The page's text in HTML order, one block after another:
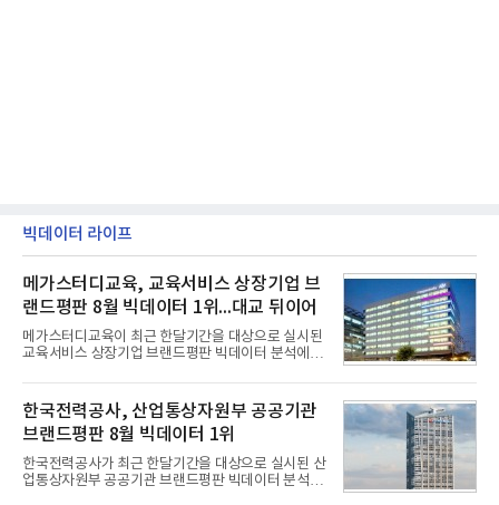
빅데이터 라이프
메가스터디교육, 교육서비스 상장기업 브
랜드평판 8월 빅데이터 1위...대교 뒤이어
메가스터디교육이 최근 한달기간을 대상으로 실시된
교육서비스 상장기업 브랜드평판 빅데이터 분석에서
일 한국기업평판연구소(소장 구창환)는 국내 교육서
비스 상장기업 브랜드를 대상으로 지난 7월 7일부터
8월 7일까지 수집된 소비자 빅데이터 10,074,233건
을 분석한 결과, 메가스터디교육이 브랜드평판지수
1,710,926을 기록하며 8월 1위에 올랐다고 밝혔다.
분석에 활용된 빅데이터는 지난 7월(9,491,206건) 대
비 6.14% 증가한 수치로, 교육서비스 상장기업 브랜
한국전력공사, 산업통상자원부 공공기관
브랜드평판 8월 빅데이터 1위
한국전력공사가 최근 한달기간을 대상으로 실시된 산
업통상자원부 공공기관 브랜드평판 빅데이터 분석에